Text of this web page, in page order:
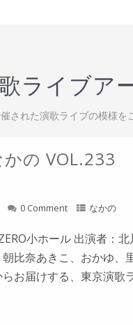
ライブア
された演歌ライブの模様を
かの VOL.233
0 Comment なかの
小ホール 出演者：北
比奈あきこ、おかゆ、
お届けする、東京演歌